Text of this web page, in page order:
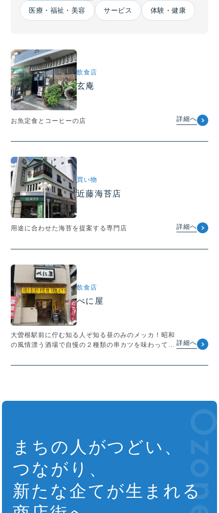
医療・福祉・美容 サービス 体験・健康
飲食店
玄庵
お魚定食とコーヒーの店 詳細へ
買い物
近藤海苔店
用途に合わせた海苔を提案する専門店 詳細へ
飲食店
べに屋
大曽根駅前に佇む知る人ぞ知る昼のみのメッカ！昭和
の風情漂う酒場で自慢の２種類の串カツを味わってく
詳細へ
まちの人がつどい、
つながり、
新たな企てが生まれる